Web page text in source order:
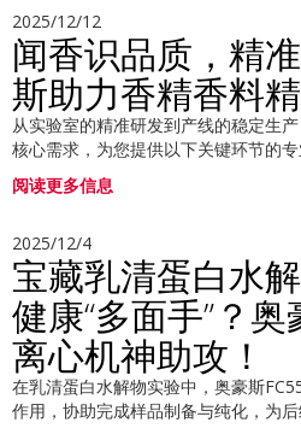
2025/12/12
闻香识品质，精
斯助力香精香料
从实验室的精准研发到产线的稳定生
核心需求，为您提供以下关键环节的
阅读更多信息
2025/12/4
宝藏乳清蛋白水
健康“多面手”？
离心机神助攻！
在乳清蛋白水解物实验中，奥豪斯
作用，协助完成样品制备与纯化，为后